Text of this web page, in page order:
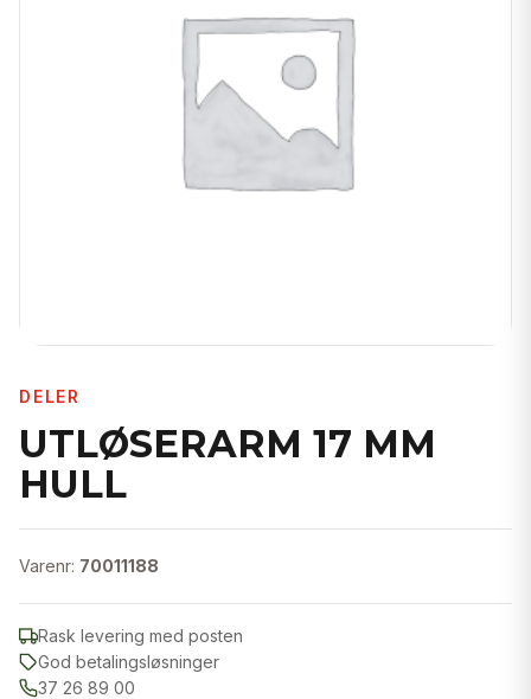
DELER
UTLØSERARM 17 MM
HULL
Varenr: 70011188
Rask levering med posten
God betalingsløsninger
37 26 89 00